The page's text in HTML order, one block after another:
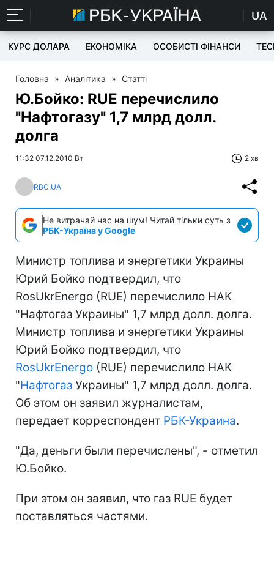
UA
КУРС ДОЛАРА ЕКОНОМІКА ОСОБИСТІ ФІНАНСИ
Головна » Аналітика » Статті
Ю.Бойко: RUE перечислило
"Нафтогазу" 1,7 млрд долл.
долга
11:32 07.12.2010 Вт 2 хв
RBC.UA
Не витрачай час на шум! Читай тільки суть з
РБК-Україна у Google
Министр топлива и энергетики Украины
Юрий Бойко подтвердил, что
RosUkrEnergo (RUE) перечислило НАК
"Нафтогаз Украины" 1,7 млрд долл. долга.
Министр топлива и энергетики Украины
Юрий Бойко подтвердил, что
RosUkrEnergo (RUE) перечислило НАК
"Нафтогаз Украины" 1,7 млрд долл. долга.
Об этом он заявил журналистам,
передает корреспондент РБК-Украина.
"Да, деньги были перечислены", - отметил
Ю.Бойко.
При этом он заявил, что газ RUE будет
поставляться частями.